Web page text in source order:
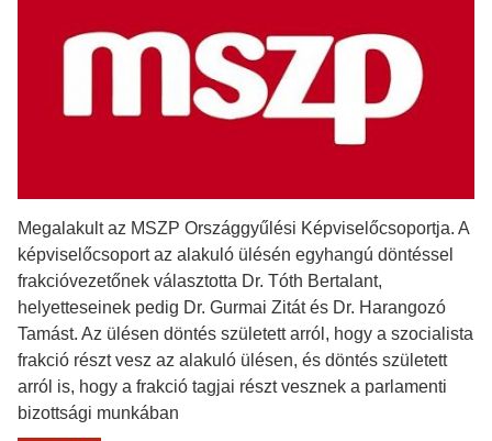
Megalakult az MSZP Országgyűlési Képviselőcsoportja. A
képviselőcsoport az alakuló ülésén egyhangú döntéssel
frakcióvezetőnek választotta Dr. Tóth Bertalant,
helyetteseinek pedig Dr. Gurmai Zitát és Dr. Harangozó
Tamást. Az ülésen döntés született arról, hogy a szocialista
frakció részt vesz az alakuló ülésen, és döntés született
arról is, hogy a frakció tagjai részt vesznek a parlamenti
bizottsági munkában